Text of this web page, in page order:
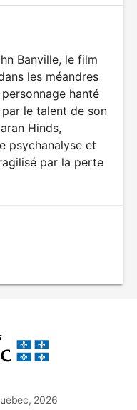
Banville, le film
les méandres
hanté
le talent de son
Hinds,
psychanalyse et
par la perte
2026